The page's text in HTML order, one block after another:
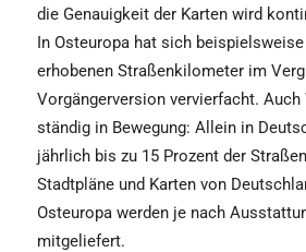
die Genauigkeit der Karten wird
In Osteuropa hat sich
erhobenen Straßenkilometer im
Vorgängerversion vervierfacht.
ständig in Bewegung: Allein in
jährlich bis zu 15 Prozent der
Stadtpläne und Karten von
Osteuropa werden je nach
mitgeliefert.